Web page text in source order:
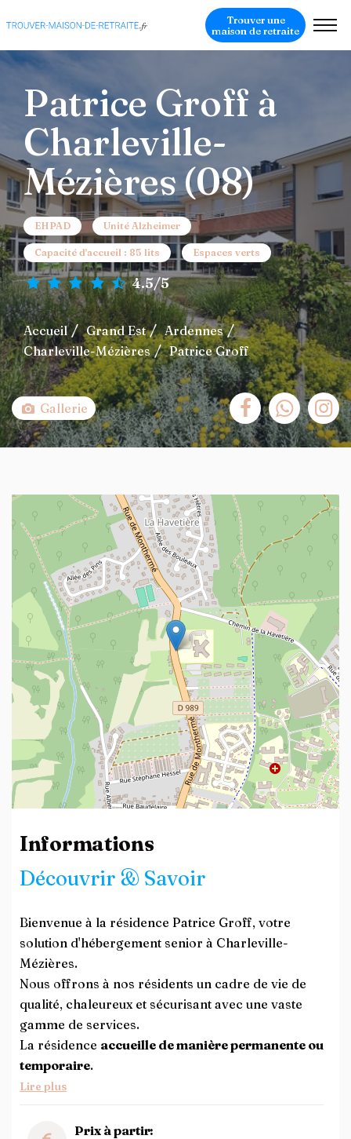
Trouver une
maison de retraite
Patrice Groff à
Charleville-
Mézières (08)
EHPAD Unité Alzheimer
Capacité d'accueil : 85 lits Espaces verts
4.5/5
Accueil Grand Est
Ardennes
Charleville-Mézières
Patrice Groff
Gallerie
+
−
Leaflet| ©OpenStreetMapcontributors
Informations
Découvrir & Savoir
Bienvenue à la résidence Patrice Groff, votre
solution d'hébergement senior à Charleville-
Mézières.
Nous offrons à nos résidents un cadre de vie de
qualité, chaleureux et sécurisant avec une vaste
gamme de services.
La résidence accueille de manière permanente ou
temporaire.
Lire plus
Prix à partir: